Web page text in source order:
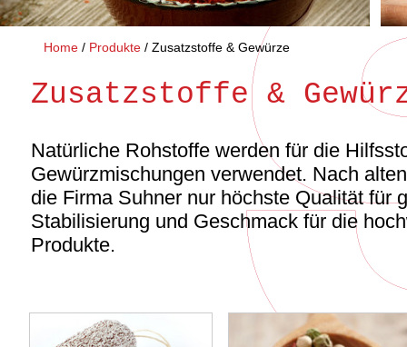
Home Produkte Zusatzstoffe & Gewürze
Zusatzstoffe &
Natürliche Rohstoffe werden für die
Gewürzmischungen verwendet. Nach
die Firma Suhner nur höchste Qualität für
Stabilisierung und Geschmack für die
Produkte.